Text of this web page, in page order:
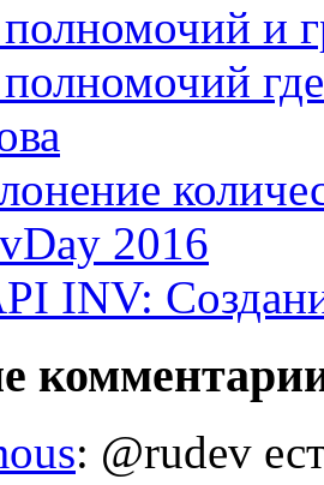
и
2016
INV:
: @rudev